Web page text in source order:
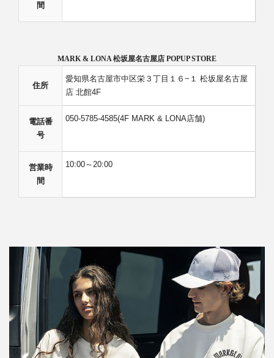
間
MARK & LONA 松坂屋名古屋店 POPUP STORE
住所
愛知県名古屋市中区栄３丁目１６−１ 松坂屋名古屋
店 北館4F
電話番
号
050-5785-4585(4F MARK & LONA店舗)
営業時
間
10:00～20:00